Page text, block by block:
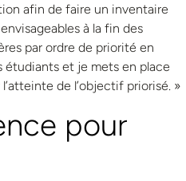
afin de faire un inventaire
à la fin des
par ordre de priorité en
et je mets en place
de l’objectif priorisé. »
pour